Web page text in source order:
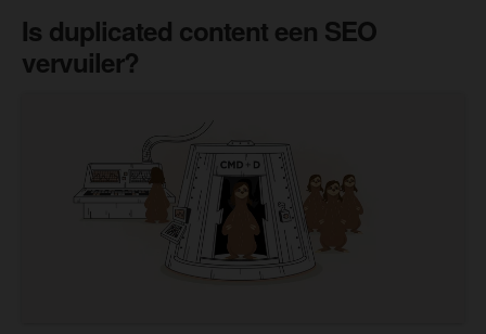
Is duplicated content een SEO
vervuiler?